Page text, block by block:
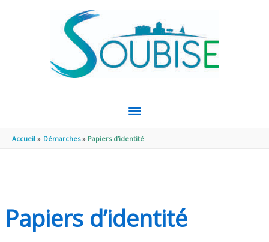
MENU
PRINCIPAL
Accueil Démarches Papiers d’identité
Papiers d’identité